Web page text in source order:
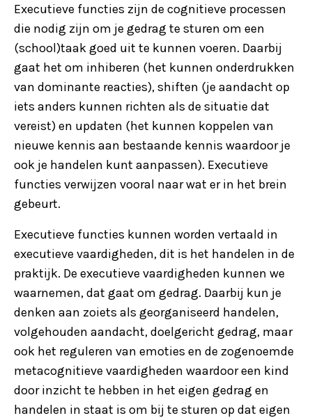
Executieve functies zijn de cognitieve processen
die nodig zijn om je gedrag te sturen om een
(school)taak goed uit te kunnen voeren. Daarbij
gaat het om inhiberen (het kunnen onderdrukken
van dominante reacties), shiften (je aandacht op
iets anders kunnen richten als de situatie dat
vereist) en updaten (het kunnen koppelen van
nieuwe kennis aan bestaande kennis waardoor je
ook je handelen kunt aanpassen). Executieve
functies verwijzen vooral naar wat er in het brein
gebeurt.
Executieve functies kunnen worden vertaald in
executieve vaardigheden, dit is het handelen in de
praktijk. De executieve vaardigheden kunnen we
waarnemen, dat gaat om gedrag. Daarbij kun je
denken aan zoiets als georganiseerd handelen,
volgehouden aandacht, doelgericht gedrag, maar
ook het reguleren van emoties en de zogenoemde
metacognitieve vaardigheden waardoor een kind
door inzicht te hebben in het eigen gedrag en
handelen in staat is om bij te sturen op dat eigen